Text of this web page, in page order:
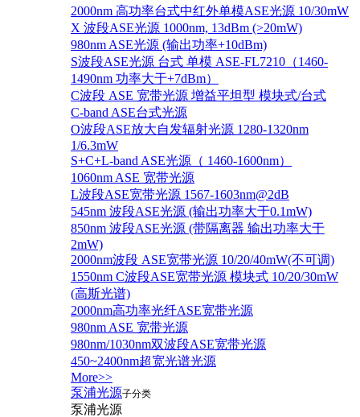
2000nm 高功率台式中红外单模ASE光源 10/30mW
X 波段ASE光源 1000nm, 13dBm (>20mW)
980nm ASE光源 (输出功率+10dBm)
S波段ASE光源 台式 单模 ASE-FL7210（1460-
1490nm 功率大于+7dBm）
C波段 ASE 宽带光源 增益平坦型 模块式/台式
C-band ASE台式光源
O波段ASE放大自发辐射光源 1280-1320nm
1/6.3mW
S+C+L-band ASE光源（ 1460-1600nm）
1060nm ASE 宽带光源
L波段ASE宽带光源 1567-1603nm@2dB
545nm 波段ASE光源 (输出功率大于0.1mW)
850nm 波段ASE光源 (带隔离器 输出功率大于
2mW)
2000nm波段 ASE宽带光源 10/20/40mW(不可调)
1550nm C波段ASE宽带光源 模块式 10/20/30mW
(高斯光谱)
2000nm高功率光纤ASE宽带光源
980nm ASE 宽带光源
980nm/1030nm双波段ASE宽带光源
450~2400nm超宽光谱光源
More>>
泵浦光源子分类
泵浦光源